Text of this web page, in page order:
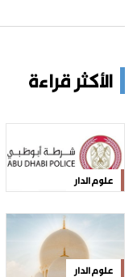
الأكثر قراءة
علوم الدار
علوم الدار